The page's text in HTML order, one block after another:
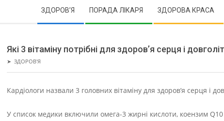
ЗДОРОВ’Я ПОРАДА ЛІКАРЯ ЗДОРОВА КРАСА
Які 3 вітаміну потрібні для здоров’я серця і
➤ ЗДОРОВ'Я
Кардіологи назвали 3 головних вітаміну для здоров’я серця і
У список медики включили омега-3 жирні кислоти, коензим